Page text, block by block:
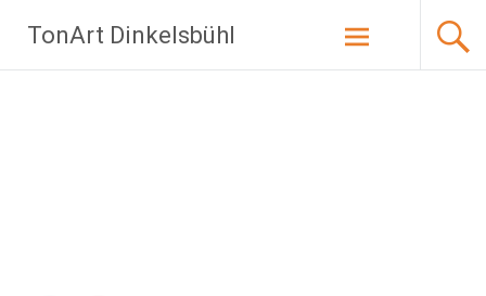
Inhalt
springen
TonArt Dinkelsbühl